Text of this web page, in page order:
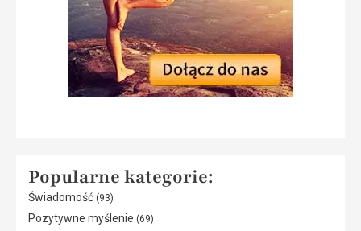
Popularne kategorie:
Świadomość (93)
Pozytywne myślenie (69)